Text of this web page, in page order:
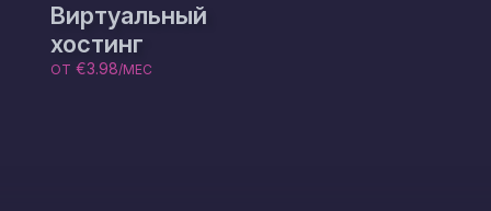
Виртуальный
хостинг
ОТ €3.98/МЕС